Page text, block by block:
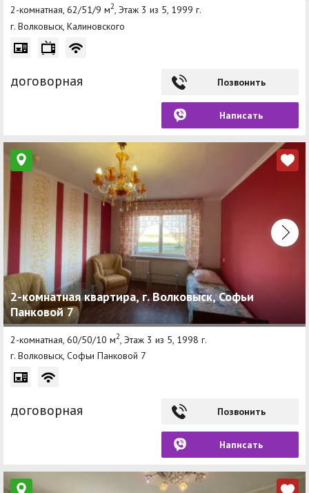
2-комнатная, 62/51/9 м2, Этаж 3 из 5, 1999 г.
г. Волковыск, Калиновского
договорная Позвонить
Написать
2-комнатная квартира, г. Волковыск, Софьи
Панковой 7
2-комнатная, 60/50/10 м2 , Этаж 3 из 5, 1998 г.
г. Волковыск, Софьи Панковой 7
договорная Позвонить
Написать